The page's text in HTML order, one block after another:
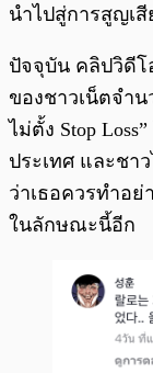
นำไปสู่การสูญเ
ปัจจุบัน คลิปวิดีโ
ของชาวเน็ตจำ
ไม่ตั้ง Stop
ประเทศ และชา
ว่าเธอควรทำอย่
ในลักษณะนี้อีก